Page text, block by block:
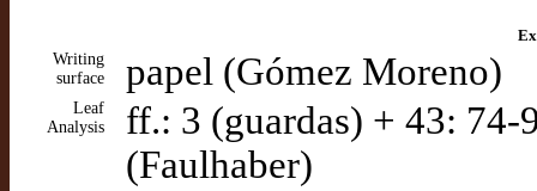
Writing
surface
papel (Gómez Moreno)
Leaf
Analysis
ff.: 3 (guardas) + 43:
(Faulhaber)